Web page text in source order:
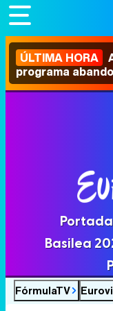
ÚLTIMA HORA
programa
Portada
Basilea
FórmulaTV